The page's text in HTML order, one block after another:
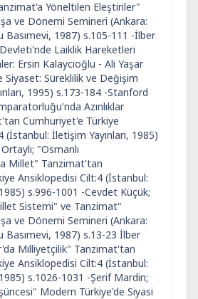
Yöneltilen Eleştiriler"
ve Dönemi Semineri (Ankara:
Basımevi, 1987) s.105-111 -İlber
Laiklik Hareketleri
Ersin Kalaycıoğlu - Ali Yaşar
Siyaset: Süreklilik ve Değişim
1995) s.173-184 -Stanford
Azınlıklar
Cumhuriyet'e Türkiye
(İstanbul: İletişim Yayınları, 1985)
"Osmanlı
Millet" Tanzimat'tan
Ansiklopedisi Cilt:4 (İstanbul:
s.996-1001 -Cevdet Küçük;
Sistemi" ve Tanzimat"
ve Dönemi Semineri (Ankara:
Basımevi, 1987) s.13-23 İlber
Milliyetçilik" Tanzimat'tan
Ansiklopedisi Cilt:4 (İstanbul:
s.1026-1031 -Şerif Mardin;
Modern Türkiye'de Siyasi